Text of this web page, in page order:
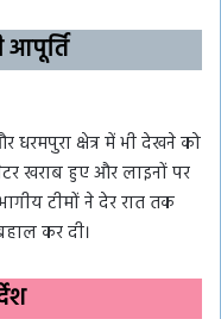
आपूर्ति
क्षेत्र में भी देखने को
खराब हुए और लाइनों पर
टीमों ने देर रात तक
कर दी।